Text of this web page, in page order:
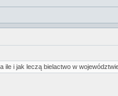
i jak leczą bielactwo w